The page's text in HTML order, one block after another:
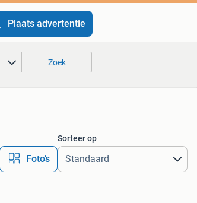
Plaats advertentie
Zoek
Foto’s
Sorteer op